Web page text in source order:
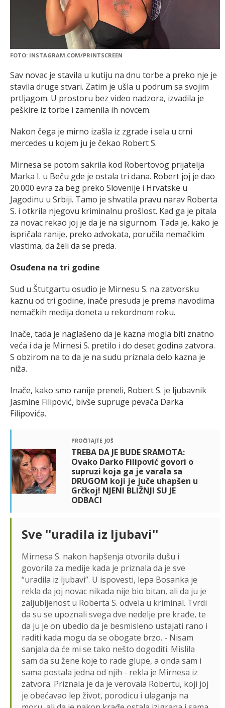
FOTO: INSTAGRAM.COM/PRINTSCREEN
Sav novac je stavila u kutiju na dnu torbe a preko nje je
stavila druge stvari. Zatim je ušla u podrum sa svojim
prtljagom. U prostoru bez video nadzora, izvadila je
peškire iz torbe i zamenila ih novcem.
Nakon čega je mirno izašla iz zgrade i sela u crni
mercedes u kojem ju je čekao Robert S.
Mirnesa se potom sakrila kod Robertovog prijatelja
Marka I. u Beču gde je ostala tri dana. Robert joj je dao
20.000 evra za beg preko Slovenije i Hrvatske u
Jagodinu u Srbiji. Tamo je shvatila pravu narav Roberta
S. i otkrila njegovu kriminalnu prošlost. Kad ga je pitala
za novac rekao joj je da je na sigurnom. Tada je, kako je
ispričala ranije, preko advokata, poručila nemačkim
vlastima, da želi da se preda.
Osuđena na tri godine
Sud u Štutgartu osudio je Mirnesu S. na zatvorsku
kaznu od tri godine, inače presuda je prema navodima
nemačkih medija doneta u rekordnom roku.
Inače, tada je naglašeno da je kazna mogla biti znatno
veća i da je Mirnesi S. pretilo i do deset godina zatvora.
S obzirom na to da je na sudu priznala delo kazna je
niža.
Inače, kako smo ranije preneli, Robert S. je ljubavnik
Jasmine Filipović, bivše supruge pevača Darka
Filipovića.
pročitajte još
TREBA DA JE BUDE SRAMOTA:
Ovako Darko Filipović govori o
supruzi koja ga je varala sa
DRUGOM koji je juče uhapšen u
Grčkoj! NJENI BLIŽNJI SU JE
ODBACI
Sve ''uradila iz ljubavi''
Mirnesa S. nakon hapšenja otvorila dušu i
govorila za medije kada je priznala da je sve
“uradila iz ljubavi”. U ispovesti, lepa Bosanka je
rekla da joj novac nikada nije bio bitan, ali da ju je
zaljubljenost u Roberta S. odvela u kriminal. Tvrdi
da su se upoznali svega dve nedelje pre krađe, te
da ju je on ubedio da je besmisleno ustajati rano i
raditi kada mogu da se obogate brzo. - Nisam
sanjala da će mi se tako nešto dogoditi. Mislila
sam da su žene koje to rade glupe, a onda sam i
sama postala jedna od njih - rekla je Mirnesa iz
zatvora. Priznala je da je verovala Robertu, koji joj
je obećavao lep život, porodicu i ulaganja na